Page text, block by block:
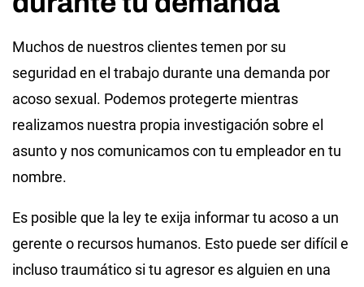
Muchos de nuestros clientes temen por su
seguridad en el trabajo durante una demanda por
acoso sexual. Podemos protegerte mientras
realizamos nuestra propia investigación sobre el
asunto y nos comunicamos con tu empleador en tu
nombre.
Es posible que la ley te exija informar tu acoso a un
gerente o recursos humanos. Esto puede ser difícil e
incluso traumático si tu agresor es alguien en una